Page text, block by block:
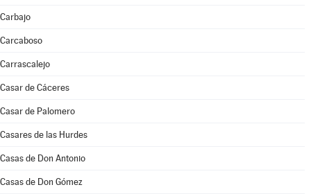
Carbajo
Carcaboso
Carrascalejo
Casar de Cáceres
Casar de Palomero
Casares de las Hurdes
Casas de Don Antonio
Casas de Don Gómez